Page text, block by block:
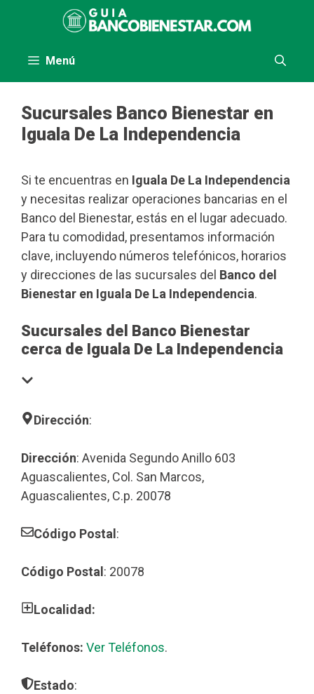
Menú
Sucursales Banco Bienestar en
Iguala De La Independencia
Si te encuentras en Iguala De La Independencia
y necesitas realizar operaciones bancarias en el
Banco del Bienestar, estás en el lugar adecuado.
Para tu comodidad, presentamos información
clave, incluyendo números telefónicos, horarios
y direcciones de las sucursales del Banco del
Bienestar en Iguala De La Independencia.
Sucursales del Banco Bienestar
cerca de Iguala De La Independencia
Dirección:
Dirección: Avenida Segundo Anillo 603
Aguascalientes, Col. San Marcos,
Aguascalientes, C.p. 20078
Código Postal :
Código Postal : 20078
Localidad:
Teléfonos: Ver Teléfonos.
Estado: